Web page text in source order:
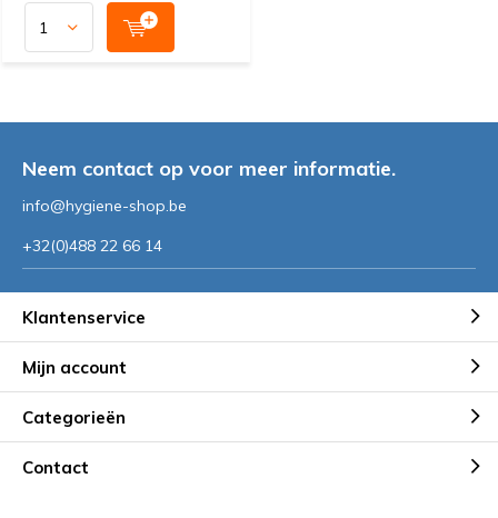
Neem contact op voor meer informatie.
info@hygiene-shop.be
+32(0)488 22 66 14
Klantenservice
Mijn account
Categorieën
Contact